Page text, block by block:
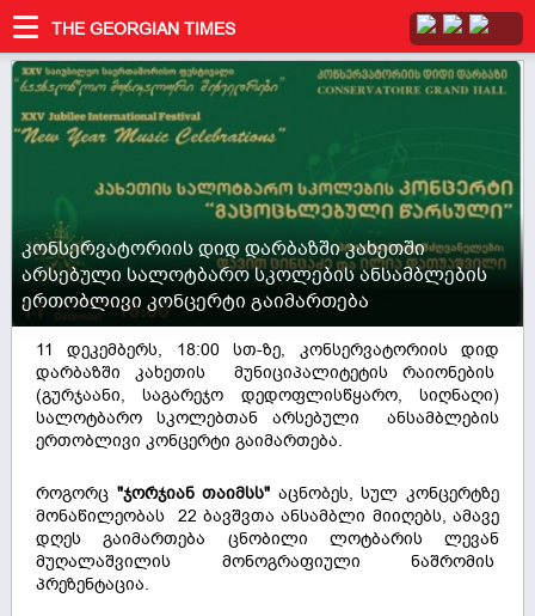
THE GEORGIAN TIMES
კონსერვატორიის დიდ დარბაზში კახეთში
არსებული სალოტბარო სკოლების ანსამბლების
ერთობლივი კონცერტი გაიმართება
11 დეკემბერს, 18:00 სთ-ზე, კონსერვატორიის დიდ
დარბაზში კახეთის მუნიციპალიტეტის რაიონების
(გურჯაანი, საგარეჯო დედოფლისწყარო, სიღნაღი)
სალოტბარო სკოლებთან არსებული ანსამბლების
ერთობლივი კონცერტი გაიმართება.
როგორც "ჯორჯიან თაიმსს" აცნობეს, სულ კონცერტზე
მონაწილეობას 22 ბავშვთა ანსამბლი მიიღებს, ამავე
დღეს გაიმართება ცნობილი ლოტბარის ლევან
მუღალაშვილის მონოგრაფიული ნაშრომის
პრეზენტაცია.